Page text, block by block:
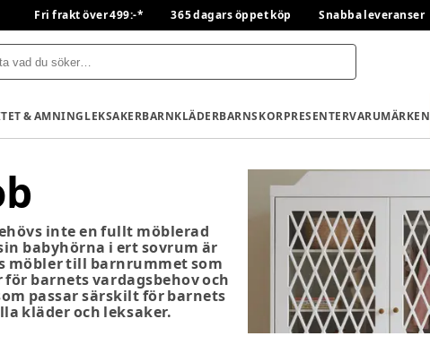
Fri frakt över 499:-* 365 dagars öppet köp Snabba leveranser
& AMNINGLEKSAKERBARNKLÄDERBARNSKORPRESENTERVARUMÄRKEN
inte en fullt möblerad
baby­hörna i ert sovrum är
möbler till barnrummet som
barnets vardagsbehov och
passar särskilt för barnets
kläder och leksaker.